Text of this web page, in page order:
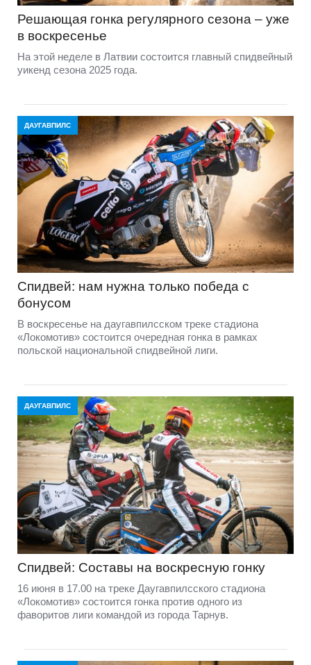
Решающая гонка регулярного сезона – уже
в воскресенье
На этой неделе в Латвии состоится главный спидвейный
уикенд сезона 2025 года.
ДАУГАВПИЛС
Спидвей: нам нужна только победа с
бонусом
В воскресенье на даугавпилсском треке стадиона
«Локомотив» состоится очередная гонка в рамках
польской национальной спидвейной лиги.
ДАУГАВПИЛС
Спидвей: Составы на воскресную гонку
16 июня в 17.00 на треке Даугавпилсского стадиона
«Локомотив» состоится гонка против одного из
фаворитов лиги командой из города Тарнув.